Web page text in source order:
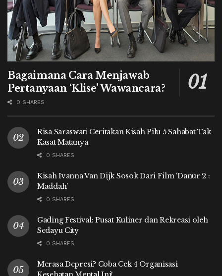
Bagaimana Cara Menjawab
Pertanyaan ‘Klise’ Wawancara?
0 SHARES
Risa Saraswati Ceritakan Kisah Pilu 5 Sahabat Tak
Kasat Matanya
0 SHARES
Kisah Ivanna Van Dijk Sosok Dari Film ‘Danur 2 :
Maddah’
0 SHARES
Gading Festival: Pusat Kuliner dan Rekreasi oleh
Sedayu City
0 SHARES
Merasa Depresi? Coba Cek 4 Organisasi